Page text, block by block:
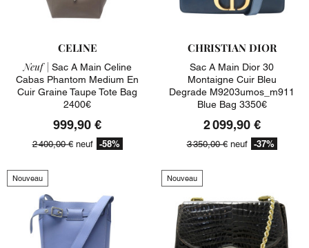
CELINE
Neuf | Sac A Main Celine
Cabas Phantom Medium En
Cuir Graine Taupe Tote Bag
2400€
999,90 €
2 400,00 €neuf -58%
CHRISTIAN DIOR
Sac A Main Dior 30
Montaigne Cuir Bleu
Degrade M9203umos_m911
Blue Bag 3350€
2 099,90 €
3 350,00 €neuf -37%
Nouveau Nouveau